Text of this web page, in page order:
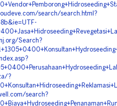
search/search.html?
Search?
?
search?